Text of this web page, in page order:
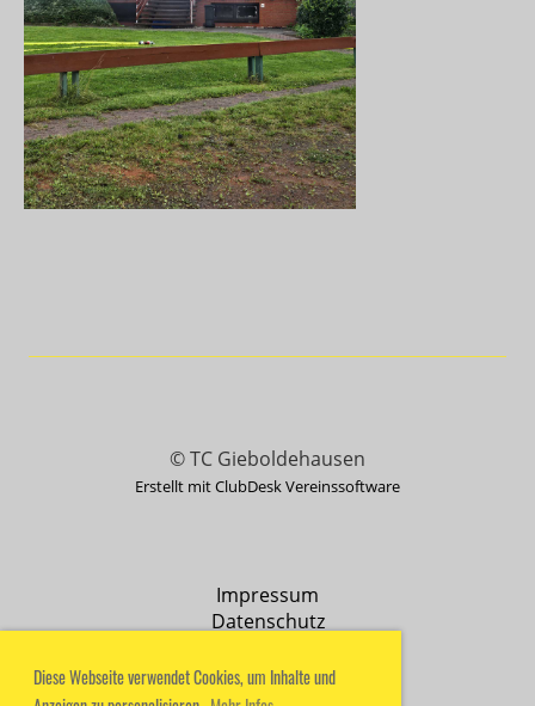
Diese Webseite verwendet Cookies, um Inhalte und
© TC Gieboldehausen
Erstellt mit ClubDesk Vereinssoftware
Impressum
Datenschutz